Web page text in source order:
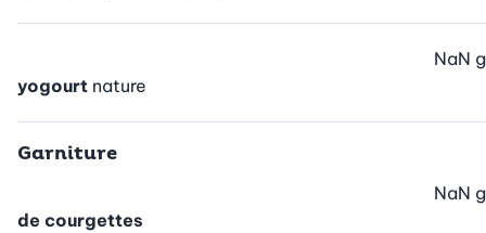
yogourt nature
NaN g
Garniture
de courgettes
NaN g